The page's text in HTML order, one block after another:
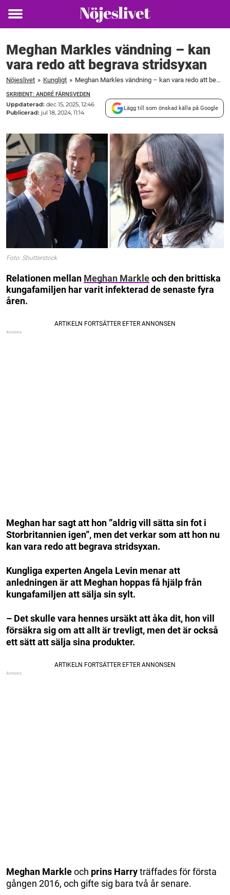
Toggle
Meghan Markles vändning – kan
vara redo att begrava stridsyxan
Nöjeslivet » Kungligt » Meghan Markles vändning – kan vara redo att begrava stridsyxan
SKRIBENT: ANDRÉ FÄRNSVEDEN
Uppdaterad: dec 15, 2025, 12:46
Publicerad: jul 18, 2024, 11:14
Lägg till som önskad källa på Google
Foto: Shutterstock
Relationen mellan Meghan Markleoch den brittiska
kungafamiljen har varit infekterad de senaste fyra
åren.
Meghan har sagt att hon ”aldrig vill sätta sin fot i
Storbritannien igen”, men det verkar som att hon nu
kan vara redo att begrava stridsyxan.
Kungliga experten Angela Levin menar att
anledningen är att Meghan hoppas få hjälp från
kungafamiljen att sälja sin sylt.
– Det skulle vara hennes ursäkt att åka dit, hon vill
försäkra sig om att allt är trevligt, men det är också
ett sätt att sälja sina produkter.
Meghan Markleoch prins Harryträffades för första
gången 2016, och gifte sig bara två år senare.